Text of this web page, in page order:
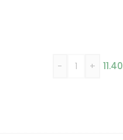
- + 11.40